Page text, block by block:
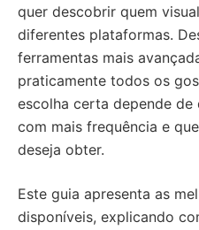
quer descobrir quem
diferentes plataformas.
ferramentas mais
praticamente todos os
escolha certa depende de
com mais frequência e
deseja obter.
Este guia apresenta as
disponíveis, explicando